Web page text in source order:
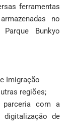
ferramentas
no
Bunkyo
Imigração
regiões;
parceria com a
digitalização de